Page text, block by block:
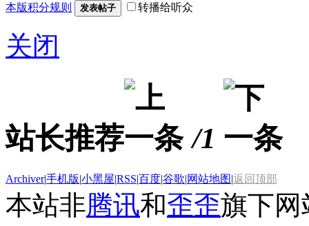
本版积分规则 发表帖子 转播给听众
关闭
站长推荐 /1
Archiver|手机版|小黑屋|RSS|百度|谷歌|网站地图|返回顶部
本站非腾讯和歪歪旗下网